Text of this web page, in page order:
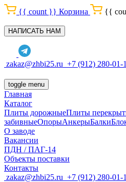
{{ count }} Корзина {{
НАПИСАТЬ НАМ
zakaz@zhbi25.ru +7 (912) 280-01-
toggle menu
Главная
Каталог
Плиты дорожныеПлиты
забивныеОпорыАнкерыБалки
О заводе
Вакансии
ПДН / ПАГ-14
Объекты поставки
Контакты
zakaz@zhbi25.ru +7 (912) 280-01-